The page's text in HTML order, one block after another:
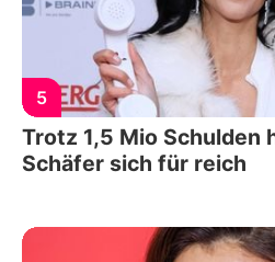
5
Trotz 1,5 Mio Schulden
Schäfer sich für reich